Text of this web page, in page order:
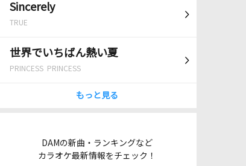
Sincerely
TRUE
世界でいちばん熱い夏
PRINCESS PRINCESS
もっと見る
DAMの新曲・ランキングなど
カラオケ最新情報をチェック！